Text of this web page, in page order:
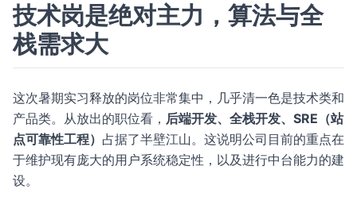
技术岗是绝对主力，算法与全
栈需求大
这次暑期实习释放的岗位非常集中，几乎清一色是技术类和
产品类。从放出的职位看， 后端开发、全栈开发、SRE（站
点可靠性工程） 占据了半壁江山。这说明公司目前的重点在
于维护现有庞大的用户系统稳定性，以及进行中台能力的建
设。